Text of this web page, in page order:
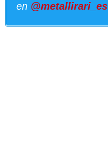
en @metallirari_es